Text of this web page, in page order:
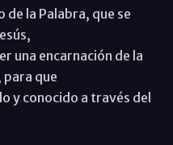
la Palabra, que se
una encarnación de la
para que
y conocido a través del